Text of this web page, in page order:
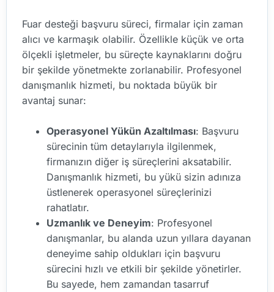
Fuar desteği başvuru süreci, firmalar için zaman
alıcı ve karmaşık olabilir. Özellikle küçük ve orta
ölçekli işletmeler, bu süreçte kaynaklarını doğru
bir şekilde yönetmekte zorlanabilir. Profesyonel
danışmanlık hizmeti, bu noktada büyük bir
avantaj sunar:
Operasyonel Yükün Azaltılması: Başvuru
sürecinin tüm detaylarıyla ilgilenmek,
firmanızın diğer iş süreçlerini aksatabilir.
Danışmanlık hizmeti, bu yükü sizin adınıza
üstlenerek operasyonel süreçlerinizi
rahatlatır.
Uzmanlık ve Deneyim: Profesyonel
danışmanlar, bu alanda uzun yıllara dayanan
deneyime sahip oldukları için başvuru
sürecini hızlı ve etkili bir şekilde yönetirler.
Bu sayede, hem zamandan tasarruf